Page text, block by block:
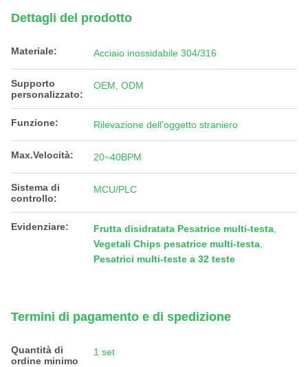
Dettagli del prodotto
Materiale: Acciaio inossidabile 304/316
Supporto
personalizzato:
OEM, ODM
Funzione: Rilevazione dell'oggetto straniero
Max.Velocità: 20~40BPM
Sistema di
controllo:
MCU/PLC
Evidenziare: Frutta disidratata Pesatrice multi-testa
Vegetali Chips pesatrice multi-testa
Pesatrici multi-teste a 32 teste
Termini di pagamento e di spedizione
Quantità di
ordine minimo
1 set